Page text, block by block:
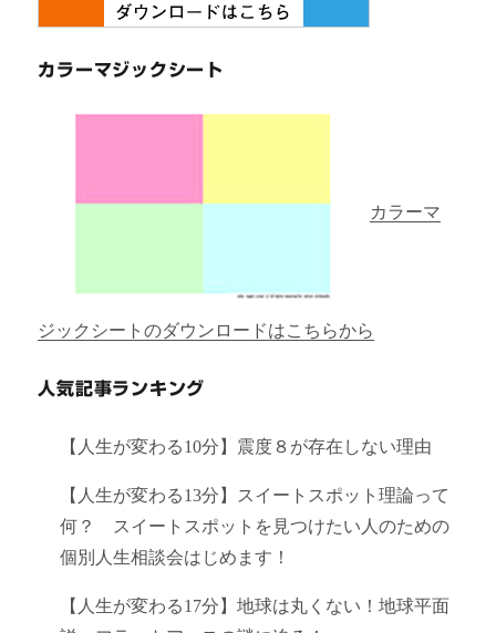
カラーマジックシート
カラーマ
ジックシートのダウンロードはこちらから
人気記事ランキング
【人生が変わる10分】震度８が存在しない理由
【人生が変わる13分】スイートスポット理論って
何？ スイートスポットを見つけたい人のための
個別人生相談会はじめます！
【人生が変わる17分】地球は丸くない！地球平面